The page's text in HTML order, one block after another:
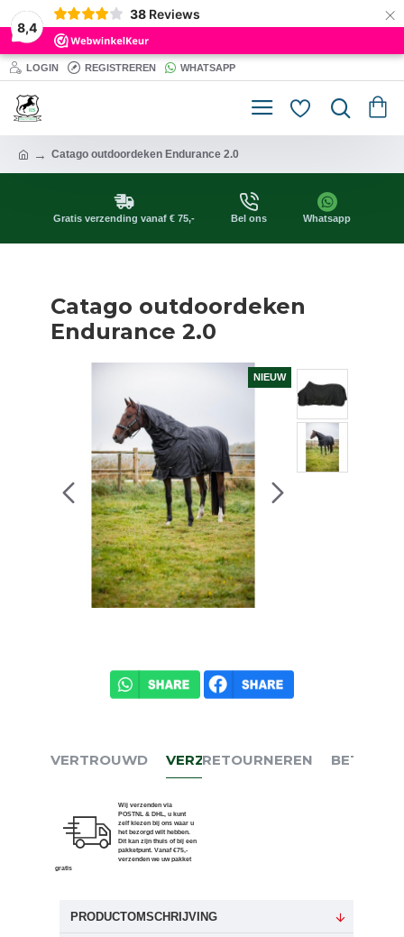
8,4
38 Reviews ×
LOGIN REGISTREREN WHATSAPP
Catago outdoordeken Endurance 2.0
Gratis verzending vanaf € 75,- Bel ons Whatsapp
Catago outdoordeken
Endurance 2.0
NIEUW
VERTROUWD VERZENDEN
Wij verzenden via
POSTNL & DHL, u kunt
zelf kiezen bij ons waar u
het bezorgd wilt hebben.
Dit kan zijn thuis of bij een
pakketpunt. Vanaf €75,-
verzenden we uw pakket
gratis
RETOURNEREN BETALEN
PRODUCTOMSCHRIJVING